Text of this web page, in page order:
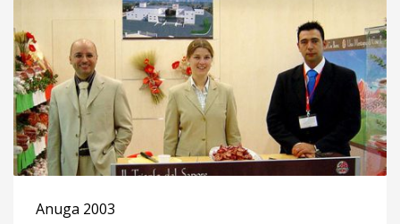
Anuga 2003